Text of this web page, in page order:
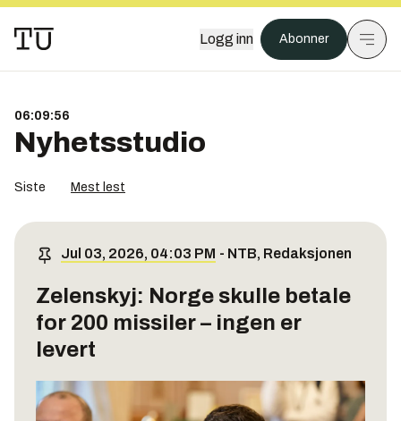
Logg inn Abonner
06:09:57
Nyhetsstudio
Siste Mest lest
Jul 03, 2026, 04:03 PM - NTB, Redaksjonen
Zelenskyj: Norge skulle betale
for 200 missiler – ingen er
levert